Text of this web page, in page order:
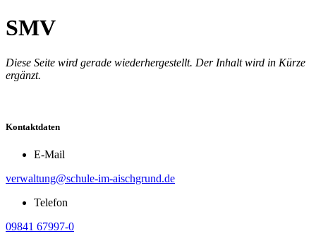
SMV
Diese Seite wird gerade wiederhergestellt. Der Inhalt wird in Kürze
ergänzt.
Kontaktdaten
E-Mail
verwaltung@schule-im-aischgrund.de
Telefon
09841 67997-0